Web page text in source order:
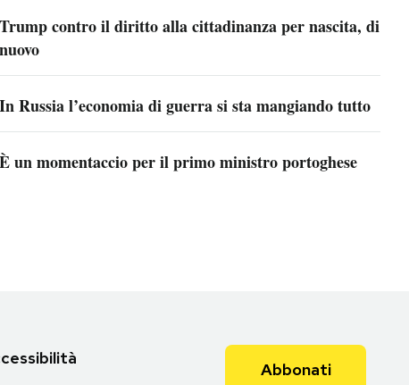
Trump contro il diritto alla cittadinanza per nascita, di
nuovo
In Russia l’economia di guerra si sta mangiando tutto
È un momentaccio per il primo ministro portoghese
Abbonati